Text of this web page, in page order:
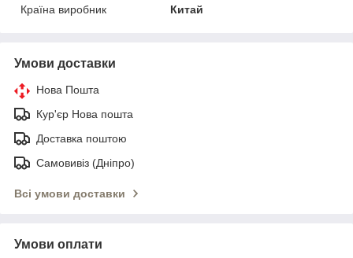
Країна виробник
Китай
Умови доставки
Нова Пошта
Кур'єр Нова пошта
Доставка поштою
Самовивіз (Дніпро)
Всі умови доставки
Умови оплати